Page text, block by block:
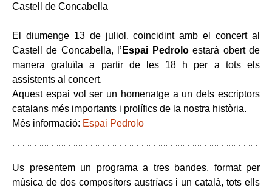
Castell de Concabella
El diumenge 13 de juliol, coincidint amb el concert al
Castell de Concabella, l’ Espai Pedroloestarà obert de
manera gratuïta a partir de les 18 h per a tots els
assistents al concert.
Aquest espai vol ser un homenatge a un dels escriptors
catalans més importants i prolífics de la nostra història.
Més informació: Espai Pedrolo
Us presentem un programa a tres bandes, format per
música de dos compositors austríacs i un català, tots ells